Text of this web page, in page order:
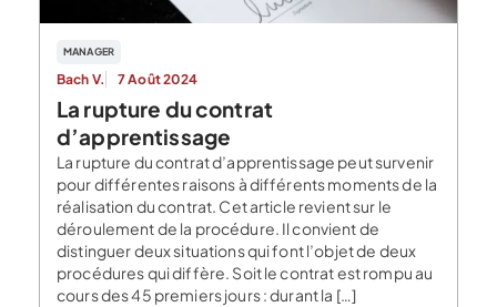
MANAGER
Bach V. 7 Août 2024
La rupture du contrat
d’apprentissage
La rupture du contrat d’apprentissage peut survenir
pour différentes raisons à différents moments de la
réalisation du contrat. Cet article revient sur le
déroulement de la procédure. Il convient de
distinguer deux situations qui font l’objet de deux
procédures qui diffère. Soit le contrat est rompu au
cours des 45 premiers jours : durant la […]